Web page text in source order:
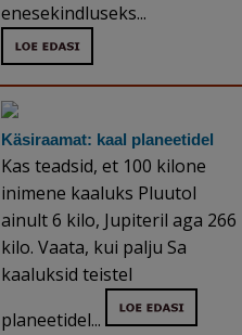
enesekindluseks...
Käsiraamat: kaal planeetidel
Kas teadsid, et 100 kilone
inimene kaaluks Pluutol
ainult 6 kilo, Jupiteril aga 266
kilo. Vaata, kui palju Sa
kaaluksid teistel
planeetidel...